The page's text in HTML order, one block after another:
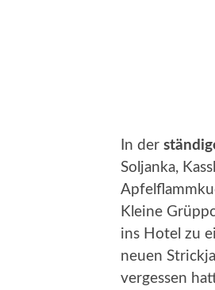
In der
Soljanka,
Kleine
ins Hotel zu
neuen
vergessen